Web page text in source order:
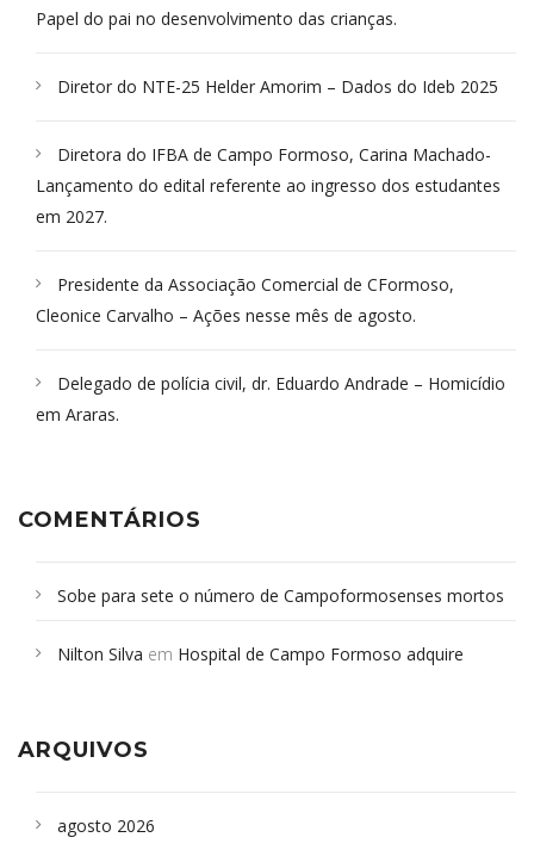
Papel do pai no desenvolvimento das crianças.
Diretor do NTE-25 Helder Amorim – Dados do Ideb 2025
Diretora do IFBA de Campo Formoso, Carina Machado-
Lançamento do edital referente ao ingresso dos estudantes
em 2027.
Presidente da Associação Comercial de CFormoso,
Cleonice Carvalho – Ações nesse mês de agosto.
Delegado de polícia civil, dr. Eduardo Andrade – Homicídio
em Araras.
COMENTÁRIOS
Sobe para sete o número de Campoformosenses mortos
Campoformosenses que morreram em desabamentos são
Nilton Silva em Hospital de Campo Formoso adquire
ARQUIVOS
agosto 2026